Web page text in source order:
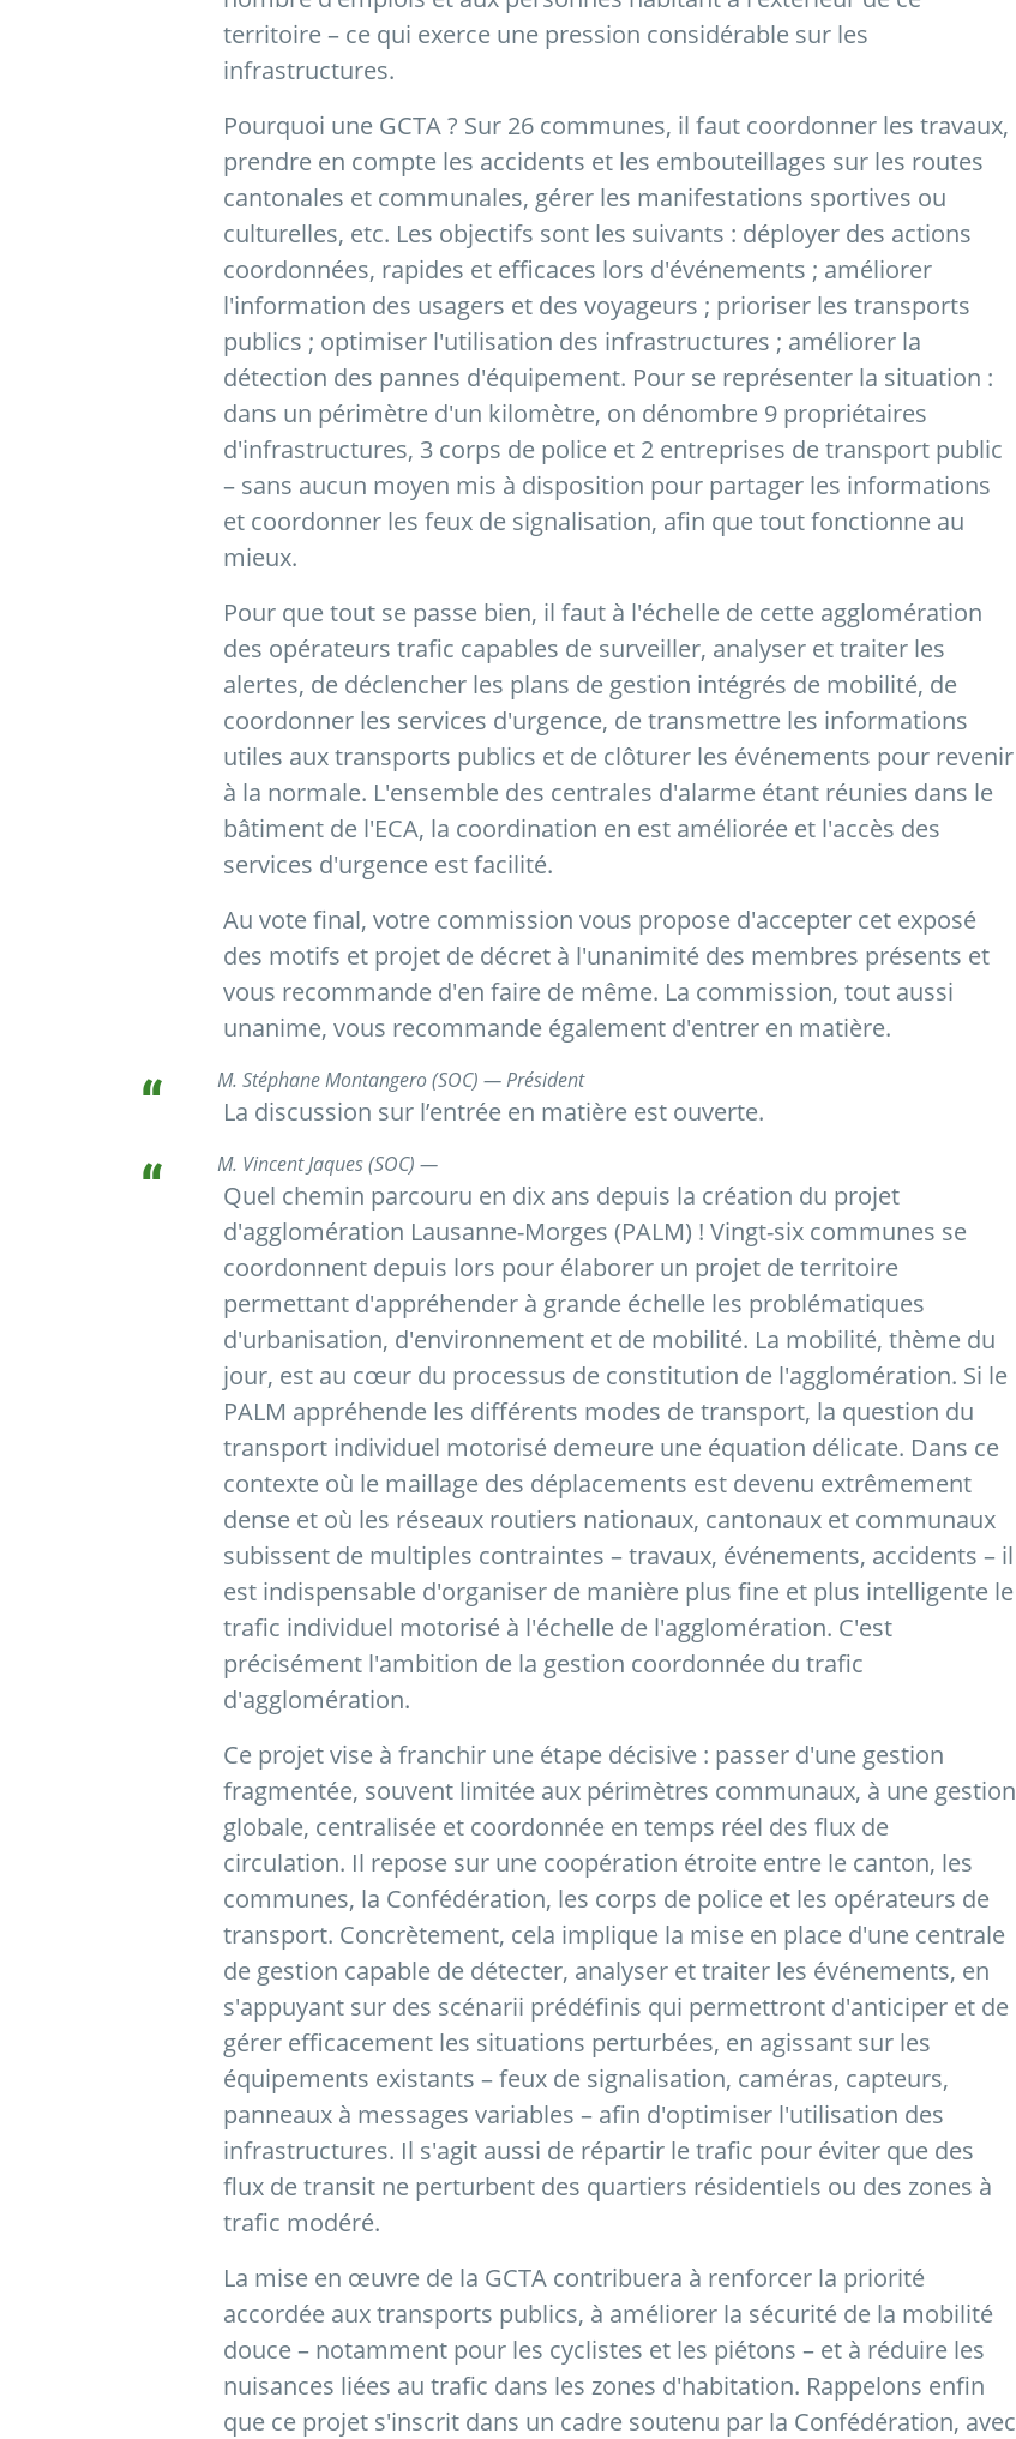
territoire – ce qui exerce une pression considérable sur les
infrastructures.
Pourquoi une GCTA ? Sur 26 communes, il faut coordonner les travaux,
prendre en compte les accidents et les embouteillages sur les routes
cantonales et communales, gérer les manifestations sportives ou
culturelles, etc. Les objectifs sont les suivants : déployer des actions
coordonnées, rapides et efficaces lors d'événements ; améliorer
l'information des usagers et des voyageurs ; prioriser les transports
publics ; optimiser l'utilisation des infrastructures ; améliorer la
détection des pannes d'équipement. Pour se représenter la situation :
dans un périmètre d'un kilomètre, on dénombre 9 propriétaires
d'infrastructures, 3 corps de police et 2 entreprises de transport public
– sans aucun moyen mis à disposition pour partager les informations
et coordonner les feux de signalisation, afin que tout fonctionne au
mieux.
Pour que tout se passe bien, il faut à l'échelle de cette agglomération
des opérateurs trafic capables de surveiller, analyser et traiter les
alertes, de déclencher les plans de gestion intégrés de mobilité, de
coordonner les services d'urgence, de transmettre les informations
utiles aux transports publics et de clôturer les événements pour revenir
à la normale. L'ensemble des centrales d'alarme étant réunies dans le
bâtiment de l'ECA, la coordination en est améliorée et l'accès des
services d'urgence est facilité.
Au vote final, votre commission vous propose d'accepter cet exposé
des motifs et projet de décret à l'unanimité des membres présents et
vous recommande d'en faire de même. La commission, tout aussi
unanime, vous recommande également d'entrer en matière.
M. Stéphane Montangero (SOC) — Président
La discussion sur l’entrée en matière est ouverte.
M. Vincent Jaques (SOC) —
Quel chemin parcouru en dix ans depuis la création du projet
d'agglomération Lausanne-Morges (PALM) ! Vingt-six communes se
coordonnent depuis lors pour élaborer un projet de territoire
permettant d'appréhender à grande échelle les problématiques
d'urbanisation, d'environnement et de mobilité. La mobilité, thème du
jour, est au cœur du processus de constitution de l'agglomération. Si le
PALM appréhende les différents modes de transport, la question du
transport individuel motorisé demeure une équation délicate. Dans ce
contexte où le maillage des déplacements est devenu extrêmement
dense et où les réseaux routiers nationaux, cantonaux et communaux
subissent de multiples contraintes – travaux, événements, accidents – il
est indispensable d'organiser de manière plus fine et plus intelligente le
trafic individuel motorisé à l'échelle de l'agglomération. C'est
précisément l'ambition de la gestion coordonnée du trafic
d'agglomération.
Ce projet vise à franchir une étape décisive : passer d'une gestion
fragmentée, souvent limitée aux périmètres communaux, à une gestion
globale, centralisée et coordonnée en temps réel des flux de
circulation. Il repose sur une coopération étroite entre le canton, les
communes, la Confédération, les corps de police et les opérateurs de
transport. Concrètement, cela implique la mise en place d'une centrale
de gestion capable de détecter, analyser et traiter les événements, en
s'appuyant sur des scénarii prédéfinis qui permettront d'anticiper et de
gérer efficacement les situations perturbées, en agissant sur les
équipements existants – feux de signalisation, caméras, capteurs,
panneaux à messages variables – afin d'optimiser l'utilisation des
infrastructures. Il s'agit aussi de répartir le trafic pour éviter que des
flux de transit ne perturbent des quartiers résidentiels ou des zones à
trafic modéré.
La mise en œuvre de la GCTA contribuera à renforcer la priorité
accordée aux transports publics, à améliorer la sécurité de la mobilité
douce – notamment pour les cyclistes et les piétons – et à réduire les
nuisances liées au trafic dans les zones d'habitation. Rappelons enfin
que ce projet s'inscrit dans un cadre soutenu par la Confédération, avec